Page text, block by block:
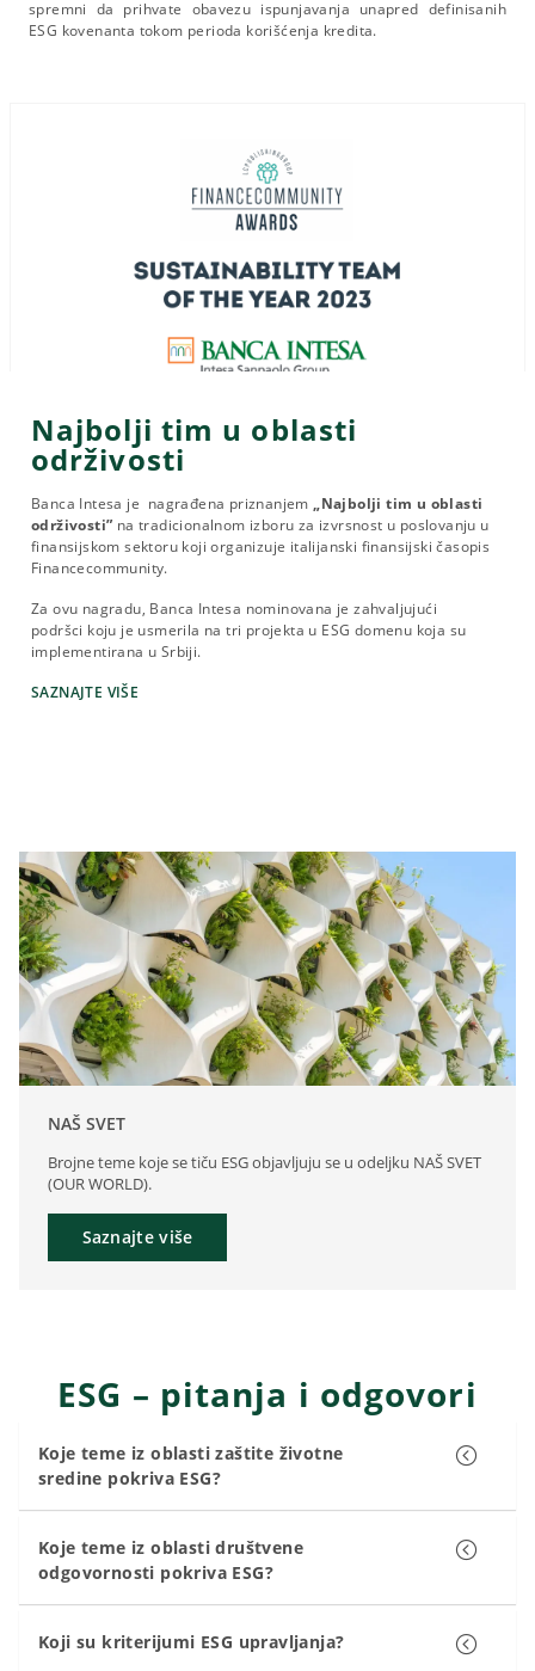
spremni da prihvate obavezu ispunjavanja unapred definisanih
ESG kovenanta tokom perioda korišćenja kredita.
Najbolji tim u oblasti
održivosti
Banca Intesa je nagrađena priznanjem„Najbolji tim u oblasti
održivosti” na tradicionalnom izboru za izvrsnost u poslovanju u
finansijskom sektoru koji organizuje italijanski finansijski časopis
Financecommunity.
Za ovu nagradu, Banca Intesa nominovana je zahvaljujući
podršci koju je usmerila na tri projekta u ESG domenu koja su
implementirana u Srbiji.
SAZNAJTE VIŠE
NAŠ SVET
Brojne teme koje se tiču ESG objavljuju se u odeljku NAŠ SVET
(OUR WORLD).
Saznajte više
ESG – pitanja i odgovori
Koje teme iz oblasti zaštite životne
sredine pokriva ESG?
Koje teme iz oblasti društvene
odgovornosti pokriva ESG?
Koji su kriterijumi ESG upravljanja?